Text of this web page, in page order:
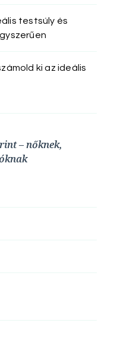
testsúly és
ki az ideális
– nőknek,